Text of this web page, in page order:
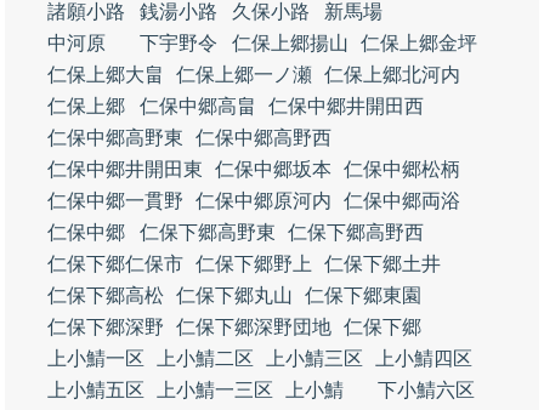
諸願小路
銭湯小路 久保小路
新馬場
中河原
下宇野令 仁保上郷揚山
仁保上郷金坪
仁保上郷大畠
仁保上郷一ノ瀬 仁保上郷北河内
仁保上郷
仁保中郷高畠
仁保中郷井開田西
仁保中郷高野東
仁保中郷高野西
仁保中郷井開田東
仁保中郷坂本
仁保中郷松柄
仁保中郷一貫野
仁保中郷原河内
仁保中郷両浴
仁保中郷
仁保下郷高野東
仁保下郷高野西
仁保下郷仁保市 仁保下郷野上
仁保下郷土井
仁保下郷高松 仁保下郷丸山
仁保下郷東園
仁保下郷深野
仁保下郷深野団地 仁保下郷
上小鯖一区
上小鯖二区 上小鯖三区
上小鯖四区
上小鯖五区
上小鯖一三区 上小鯖
下小鯖六区